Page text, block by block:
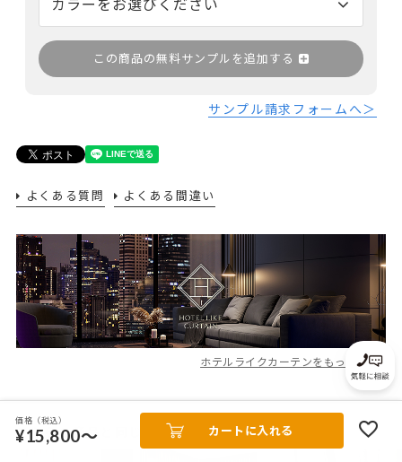
この商品の無料サンプルを追加する
サンプル請求フォームへ＞
よくある質問 よくある間違い
ホテルライクカーテンをもっと見る
こちらの商品と同じカテゴリの商品
価格（税込）
¥15,800～ カートに入れる